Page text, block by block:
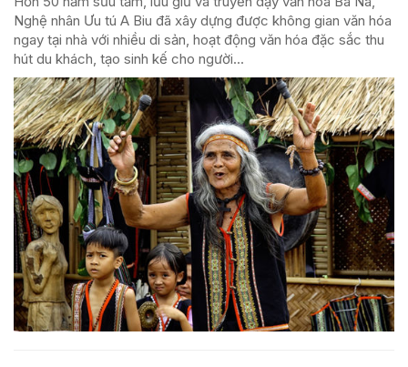
Nghệ nhân Ưu tú A Biu đã xây dựng được không gian văn hóa
ngay tại nhà với nhiều di sản, hoạt động văn hóa đặc sắc thu
hút du khách, tạo sinh kế cho người...